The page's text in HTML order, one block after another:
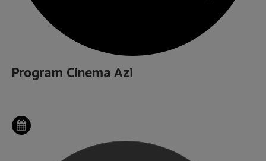
Program Cinema Azi